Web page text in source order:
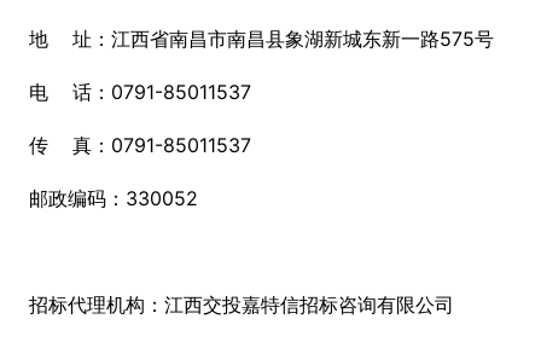
地 址：江西省南昌市南昌县象湖新城东新一路575号
电 话：0791-85011537
传 真：0791-85011537
邮政编码：330052
招标代理机构：江西交投嘉特信招标咨询有限公司